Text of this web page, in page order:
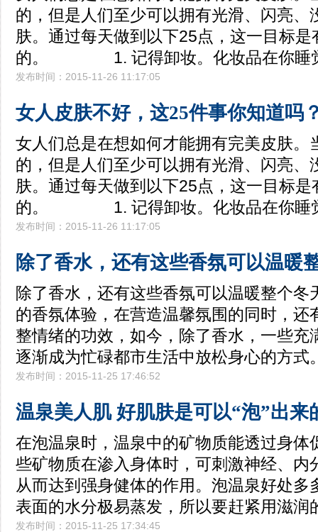
的，但是人们至少可以拥有光滑、闪亮、
肤。通过每天做到以下25点，这一目标是
的。 1. 记得卸妆。化妆品在你睡
发布时间：2015-11-26 11:17:05
女人皮肤不好，这25件事你知道吗
女人们总是在想如何才能拥有完美皮肤。
的，但是人们至少可以拥有光滑、闪亮、
肤。通过每天做到以下25点，这一目标是
的。 1. 记得卸妆。化妆品在你睡
发布时间：2015-11-26 11:17:05
除了香水，还有这些香氛可以温暖
除了香水，还有这些香氛可以温暖整
的香氛体验，在营造温馨氛围的同时，还
整情绪的功效，如今，除了香水，一些充
逐渐成为忙碌都市生活中放松身心的方式
发布时间：2015-11-25 17:46:52
温泉美人肌 好肌肤是可以“泡”出来
在泡温泉时，温泉中的矿物质能透过身体
些矿物质在渗入身体时，可刺激神经、内
从而达到强身健体的作用。泡温泉好处多
表面的水分极易蒸发，所以要赶紧用滋润
发布时间：2015-11-25 17:34:45